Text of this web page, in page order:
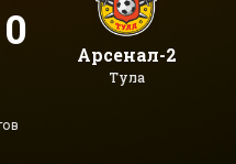
Арсенал-2
Тула